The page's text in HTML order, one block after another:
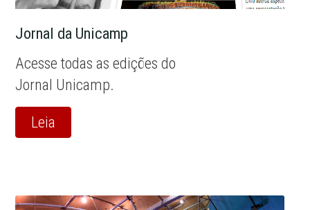
Jornal da Unicamp
Acesse todas as edições do
Jornal Unicamp.
Leia